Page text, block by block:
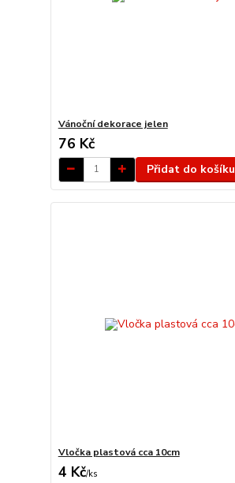
Vánoční dekorace jelen
76 Kč
Přidat do košíku
Vločka plastová cca 10cm
4 Kč/ks